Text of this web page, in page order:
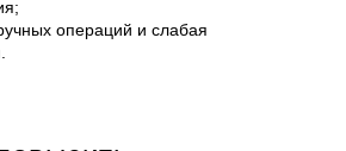
операций и слабая